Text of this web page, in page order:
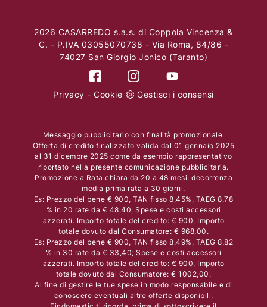
2026 CASARREDO s.a.s. di Coppola Vincenza &
C. - P.IVA 03055070738 - Via Roma, 84/86 -
74027 San Giorgio Jonico (Taranto)
Privacy -Cookie Gestisci i consensi
Messaggio pubblicitario con finalità promozionale.
Offerta di credito finalizzato valida dal 01 gennaio 2025
al 31 dicembre 2025 come da esempio rappresentativo
riportato nella presente comunicazione pubblicitaria.
Promozione a Rata chiara da 20 a 48 mesi, decorrenza
media prima rata a 30 giorni.
Es: Prezzo del bene € 900, TAN fisso 8,45%, TAEG 8,78
% in 20 rate da € 48,40; Spese e costi accessori
azzerati. Importo totale del credito: € 900, Importo
totale dovuto dal Consumatore: € 968,00.
Es: Prezzo del bene € 900, TAN fisso 8,49%, TAEG 8,82
% in 30 rate da € 33,40; Spese e costi accessori
azzerati. Importo totale del credito: € 900, Importo
totale dovuto dal Consumatore: € 1002,00.
Al fine di gestire le tue spese in modo responsabile e di
conoscere eventuali altre offerte disponibili,